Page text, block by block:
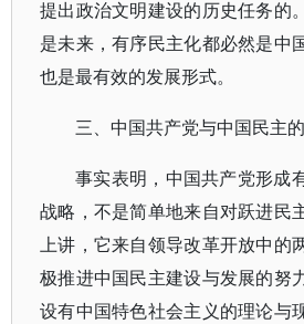
提出政治文明建设的历史任务的
是未来，有序民主化都必然是中
也是最有效的发展形式。
三、中国共产党与中国民主
事实表明，中国共产党形成
战略，不是简单地来自对跃进民
上讲，它来自领导改革开放中的
极推进中国民主建设与发展的努
设有中国特色社会主义的理论与